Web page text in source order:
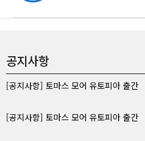
공지사항
[공지사항] 토마스 모어 유토피아 출간
[공지사항] 토마스 모어 유토피아 출간